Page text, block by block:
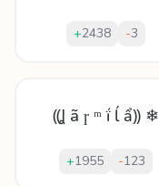
+2438 -3
⸨Ʝ ã ɼ ᵐ ḯ ĺ ẩ⸩ ❄
+1955 -123